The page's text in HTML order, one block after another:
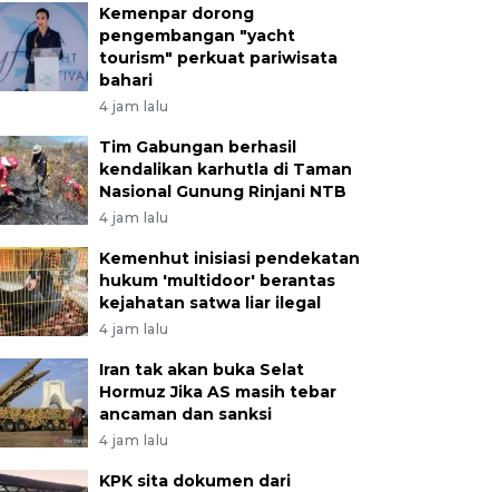
Kemenpar dorong
pengembangan "yacht
tourism" perkuat pariwisata
bahari
4 jam lalu
Tim Gabungan berhasil
kendalikan karhutla di Taman
Nasional Gunung Rinjani NTB
4 jam lalu
Kemenhut inisiasi pendekatan
hukum 'multidoor' berantas
kejahatan satwa liar ilegal
4 jam lalu
Iran tak akan buka Selat
Hormuz Jika AS masih tebar
ancaman dan sanksi
4 jam lalu
KPK sita dokumen dari